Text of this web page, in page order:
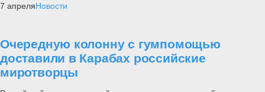
7 апреляНовости
Очередную колонну с гумпомощью
доставили в Карабах российские
миротворцы